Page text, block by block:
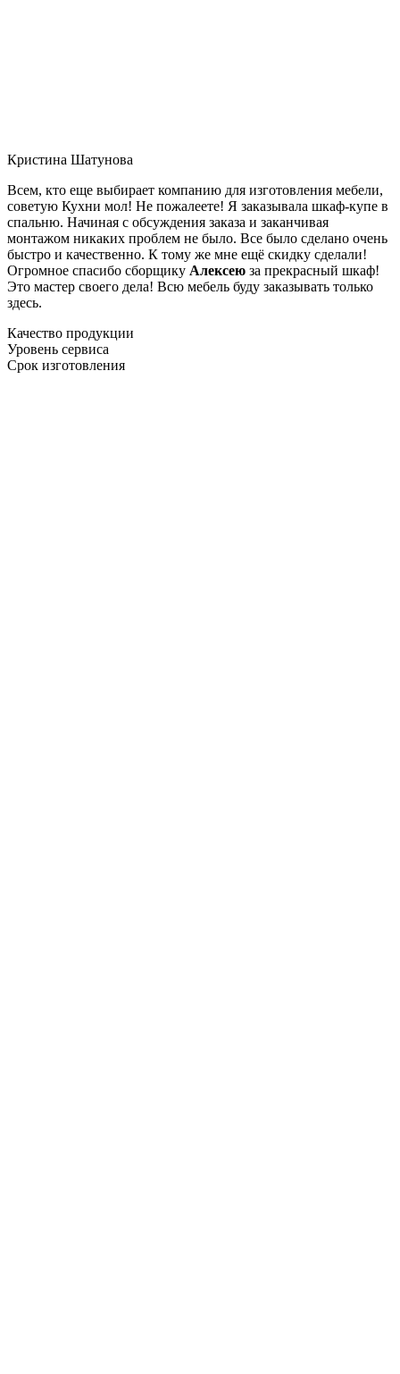
Кристина Шатунова
Всем, кто еще выбирает компанию для изготовления мебели,
советую Кухни мол! Не пожалеете! Я заказывала шкаф-купе в
спальню. Начиная с обсуждения заказа и заканчивая
монтажом никаких проблем не было. Все было сделано очень
быстро и качественно. К тому же мне ещё скидку сделали!
Огромное спасибо сборщику Алексею за прекрасный шкаф!
Это мастер своего дела! Всю мебель буду заказывать только
здесь.
Качество продукции
Уровень сервиса
Срок изготовления